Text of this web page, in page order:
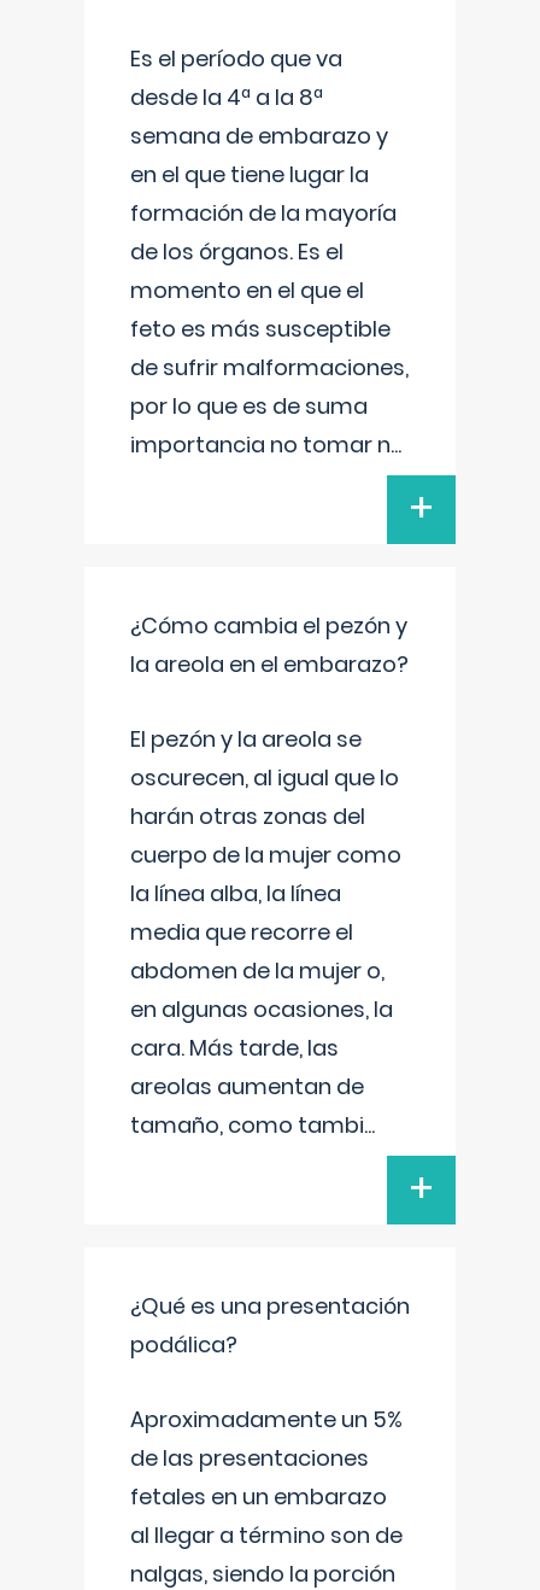
Es el período que va
desde la 4ª a la 8ª
semana de embarazo y
en el que tiene lugar la
formación de la mayoría
de los órganos. Es el
momento en el que el
feto es más susceptible
de sufrir malformaciones,
por lo que es de suma
importancia no tomar n...
+
¿Cómo cambia el pezón y
la areola en el embarazo?
El pezón y la areola se
oscurecen, al igual que lo
harán otras zonas del
cuerpo de la mujer como
la línea alba, la línea
media que recorre el
abdomen de la mujer o,
en algunas ocasiones, la
cara. Más tarde, las
areolas aumentan de
tamaño, como tambi...
+
¿Qué es una presentación
podálica?
Aproximadamente un 5%
de las presentaciones
fetales en un embarazo
al llegar a término son de
nalgas, siendo la porción